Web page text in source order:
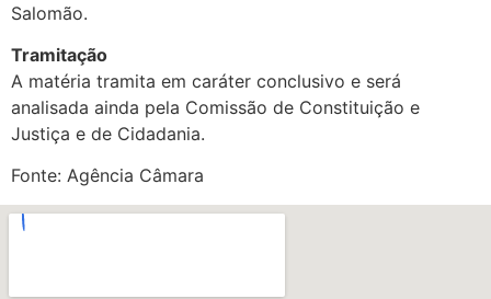
Salomão.
Tramitação
A matéria tramita em caráter conclusivo e será
analisada ainda pela Comissão de Constituição e
Justiça e de Cidadania.
Fonte: Agência Câmara